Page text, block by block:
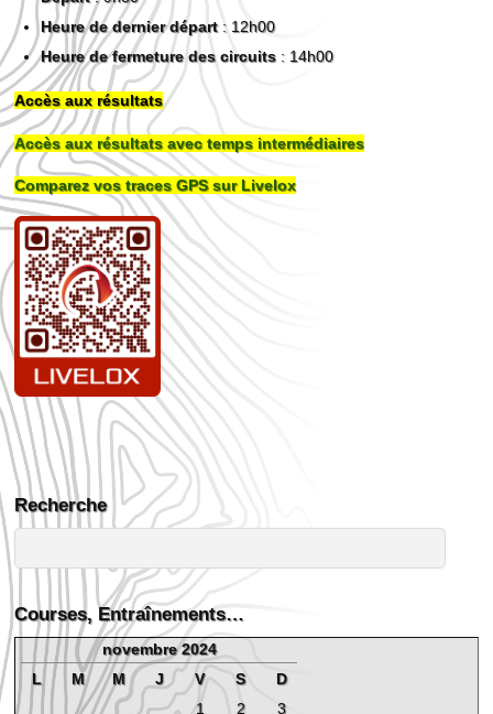
Heure de dernier départ: 12h00
Heure de fermeture des circuits : 14h00
Accès aux résultats
Accès aux résultats avec temps intermédiaires
Comparez vos traces GPS sur Livelox
Recherche
Courses, Entraînements…
novembre 2024
L
M M J V S
D
1
2
3